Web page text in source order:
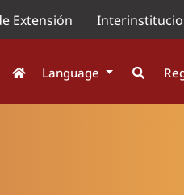
Extensión
Language